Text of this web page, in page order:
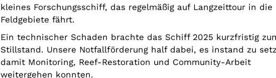
kleines Forschungsschiff, das regelmäßig auf Langzeittour in die
Feldgebiete fährt.
Ein technischer Schaden brachte das Schiff 2025 kurzfristig
Stillstand. Unsere Notfallförderung half dabei, es instand zu
damit Monitoring, Reef-Restoration und Community-Arbeit
weitergehen konnten.